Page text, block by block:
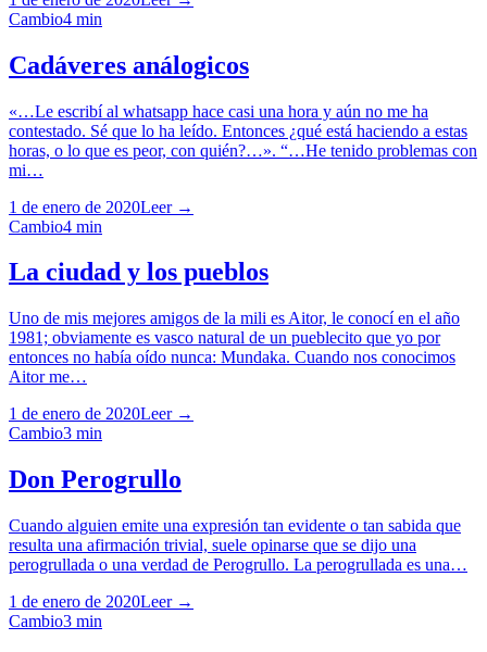
Cambio4 min
Cadáveres análogicos
«…Le escribí al whatsapp hace casi una hora y aún no me ha
contestado. Sé que lo ha leído. Entonces ¿qué está haciendo a estas
horas, o lo que es peor, con quién?…». “…He tenido problemas con
mi…
1 de enero de 2020Leer →
Cambio4 min
La ciudad y los pueblos
Uno de mis mejores amigos de la mili es Aitor, le conocí en el año
1981; obviamente es vasco natural de un pueblecito que yo por
entonces no había oído nunca: Mundaka. Cuando nos conocimos
Aitor me…
1 de enero de 2020Leer →
Cambio3 min
Don Perogrullo
Cuando alguien emite una expresión tan evidente o tan sabida que
resulta una afirmación trivial, suele opinarse que se dijo una
perogrullada o una verdad de Perogrullo. La perogrullada es una…
1 de enero de 2020Leer →
Cambio3 min